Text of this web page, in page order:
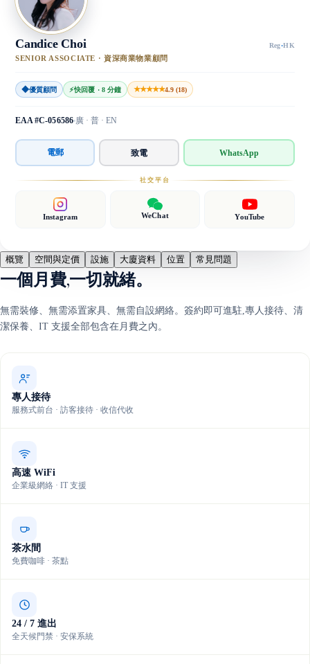
Candice Choi Reg·HK
SENIOR ASSOCIATE · 資深商業物業顧問
◆優質顧問 ⚡快回覆 · 8 分鐘 ★★★★★4.9 (18)
EAA #C-056586 廣 · 普 · EN
電郵 致電 WhatsApp
社交平台
Instagram WeChat YouTube
概覽 空間與定價 設施 大廈資料 位置 常見問題
一個月費,一切就緒。
無需裝修、無需添置家具、無需自設網絡。簽約即可進駐,專人接待、清
潔保養、IT 支援全部包含在月費之內。
專人接待
服務式前台 · 訪客接待 · 收信代收
高速 WiFi
企業級網絡 · IT 支援
茶水間
免費咖啡 · 茶點
24 / 7 進出
全天候門禁 · 安保系統